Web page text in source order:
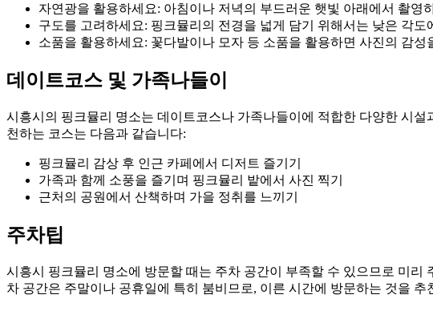
자연광을 활용하세요: 아침이나 저녁의 부드러운 햇빛 아래에서 촬영
구도를 고려하세요: 핑크뮬리의 전경을 넓게 담기 위해서는 낮은 각도
소품을 활용하세요: 꽃다발이나 모자 등 소품을 활용하면 사진의 감성
데이트코스 및 가족나들이
시흥시의 핑크뮬리 명소는 데이트코스나 가족나들이에 적합한 다양한 시
천하는 코스는 다음과 같습니다:
핑크뮬리 감상 후 인근 카페에서 디저트 즐기기
가족과 함께 소풍을 즐기며 핑크뮬리 밭에서 사진 찍기
근처의 공원에서 산책하며 가을 정취를 느끼기
주차팁
시흥시 핑크뮬리 명소에 방문할 때는 주차 공간이 부족할 수 있으므로 미
차 공간은 주말이나 공휴일에 특히 붐비므로, 이른 시간에 방문하는 것을 추